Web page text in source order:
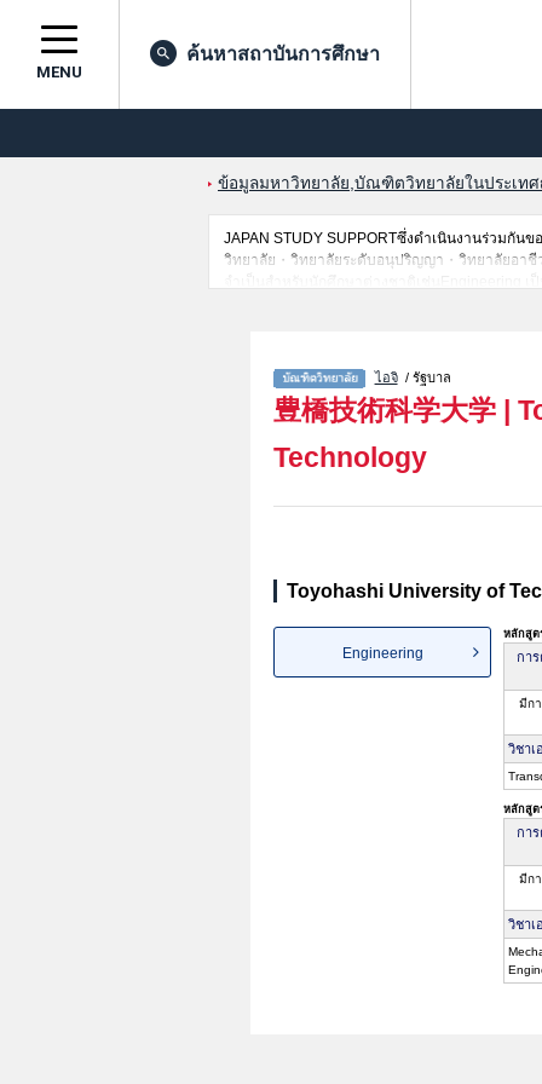
MENU
ค้นหาสถาบันการศึกษา
ข้อมูลมหาวิทยาลัย,บัณฑิตวิทยาลัยในประเท
JAPAN STUDY SUPPORTซึ่งดำเนินงานร่วมกั
วิทยาลัย・วิทยาลัยระดับอนุปริญญา・วิทยาลัยอาชี
จำเป็นสำหรับนักศึกษาต่างชาติเช่นEngineering
ไอจิ/ รัฐบาล
豊橋技術科学大学 |
Technology
Toyohashi University of
Engineering
หลักสูต
กา
มีก
วิชาเ
หลักสูต
กา
มีก
วิชาเ